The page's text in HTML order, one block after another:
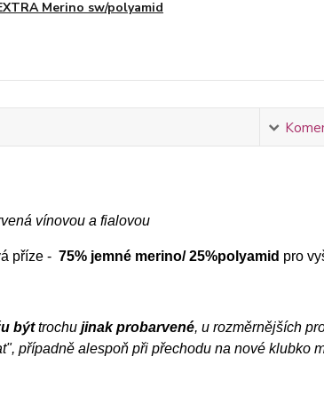
Merino sw/polyamid
vínovou a fialovou
příze - 75% jemné merino/ 25%polyamid pro
býttrochu jinak probarvené, u rozměrnějších
případně alespoň při přechodu na nové klubko